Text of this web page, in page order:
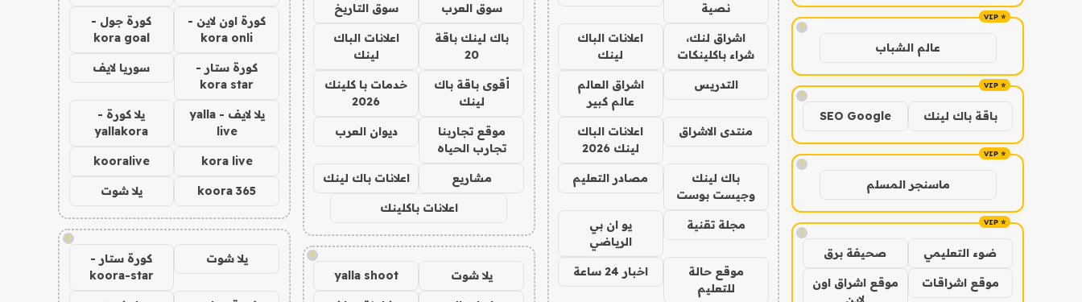
!
عالم الشباب
!
باقة باك لينك SEO Google
!
ماسنجر المسلم
!
ضوء التعليمي صحيفة برق
موقع اشراقات
موقع اشراق اون
نصية
اشراق لنك،
شراء باكلينكات
اعلانات الباك
لينك
التدريس
اشراق العالم
عالم كبير
منتدى الاشراق
اعلانات الباك
لينك 2026
باك لينك
وجيست بوست
مصادر التعليم
مجلة تقنية
يو ان بي
الرياضي
موقع حالة
للتعليم
اخبار 24 ساعة
سوق العرب سوق التاريخ
باك لينك باقة
20
اعلانات الباك
لينك
أقوى باقة باك
لينك
خدمات با كلينك
2026
موقع تجاربنا
تجارب الحياه
ديوان العرب
مشاريع اعلانات باك لينك
اعلانات باكلينك
!
يلا شوت yalla shoot
كورة اون لاين -
kora onli
كورة جول -
kora goal
كورة ستار -
kora star
سوريا لايف
يلا لايف - yalla
live
يلا كورة -
yallakora
kora live
kooralive
koora 365 يلا شوت
!
يلا شوت
كورة ستار -
koora-star